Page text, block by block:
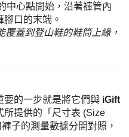
中心點開始，沿著褲管內
口的末端。
覆蓋到登山鞋的鞋筒上緣，
要的一步就是將它們與 iGift
所提供的「尺寸表 (Size
子的測量數據分開對照，